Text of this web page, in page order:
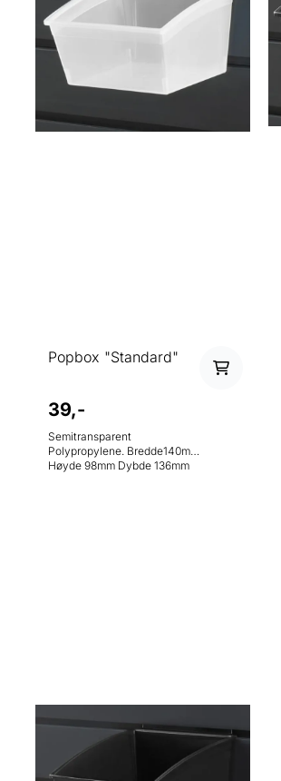
Popbox "Standard"
39,-
Semitransparent
Polypropylene. Bredde140mm